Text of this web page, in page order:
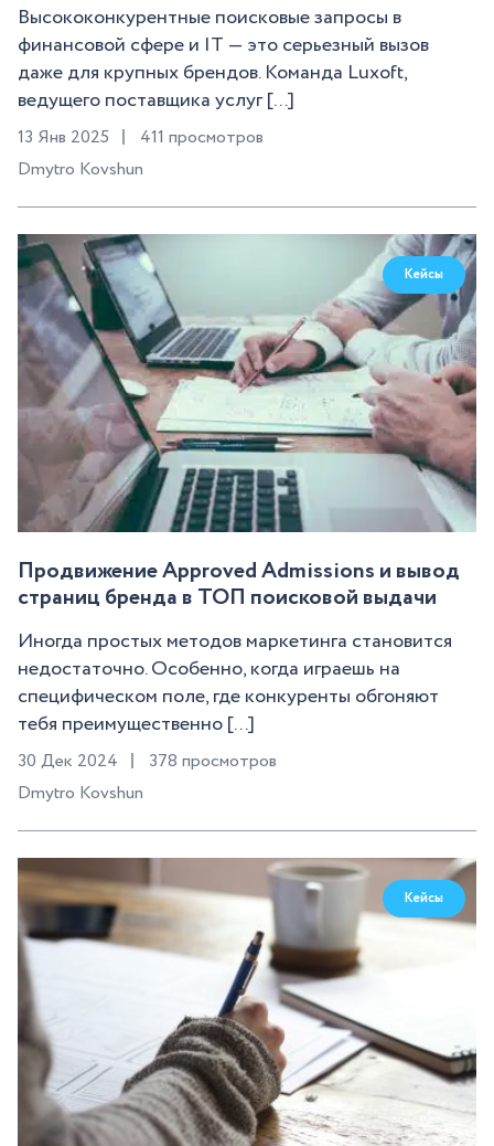
Высококонкурентные поисковые запросы в
финансовой сфере и IT — это серьезный вызов
даже для крупных брендов. Команда Luxoft,
ведущего поставщика услуг [...]
13 Янв 2025
411 просмотров
Dmytro Kovshun
Кейсы
Продвижение Approved Admissions и вывод
страниц бренда в ТОП поисковой выдачи
Иногда простых методов маркетинга становится
недостаточно. Особенно, когда играешь на
специфическом поле, где конкуренты обгоняют
тебя преимущественно [...]
30 Дек 2024
378 просмотров
Dmytro Kovshun
Кейсы